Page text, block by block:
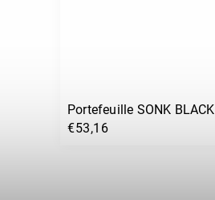
Portefeuille SONK BLACK
€53,16